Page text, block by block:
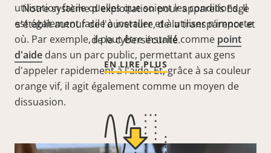
utilisation facile quelles que soient les conditions. Il
est également facile à installer et à utiliser n’importe
où. Par exemple, il peut être installé comme point
d'aide dans un parc public, permettant aux gens
d'appeler rapidement à l'aide. Et, grâce à sa couleur
orange vif, il agit également comme un moyen de
dissuasion.
Notre système d'exploitation pour appareils Edge
s'établit autour de l'ouverture, de la transparence et
de la cybersécurité.
EN LIRE PLUS